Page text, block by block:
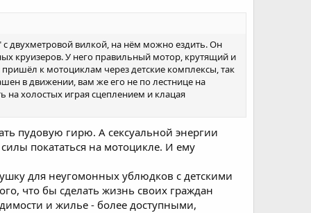
с двухметровой вилкой, на нём можно ездить. Он
круизеров. У него правильный мотор, крутящий и
к мотоциклам через детские комплексы, так
в движении, вам же его не по лестнице на
на холостых играя сцеплением и клацая
пудовую гирю. А сексуальной энергии
покататься на мотоцикле. И ему
для неугомонных ублюдков с детскими
что бы сделать жизнь своих граждан
и жилье - более доступными,